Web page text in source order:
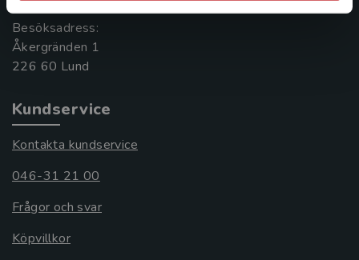
Besöksadress:
Åkergränden 1
Kundservice
Kontakta kundservice
046-31 21 00
Frågor och svar
Köpvillkor